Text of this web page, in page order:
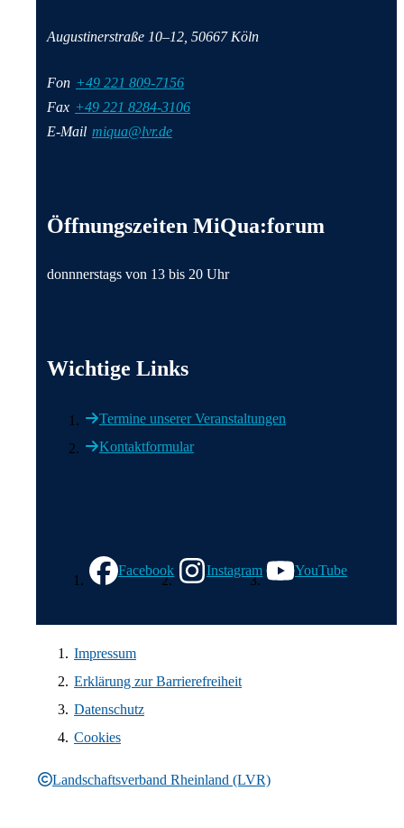
Augustinerstraße 10–12, 50667 Köln
Fon +49 221 809-7156
Fax +49 221 8284-3106
E-Mail miqua@lvr.de
Öffnungszeiten MiQua:forum
donnnerstags von 13 bis 20 Uhr
Wichtige Links
Termine unserer Veranstaltungen
Kontaktformular
Facebook
Instagram YouTube
Landschaftsverband Rheinland (LVR)
Impressum
Erklärung zur Barrierefreiheit
Datenschutz
Cookies